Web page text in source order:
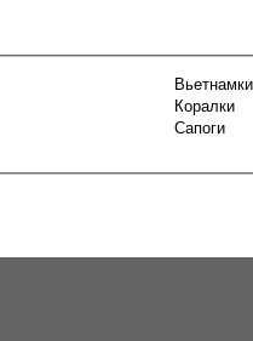
Вьетнамки
Коралки
Сапоги